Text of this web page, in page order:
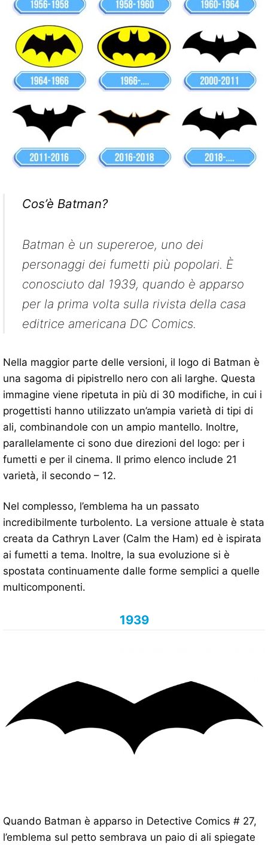
Cos’è Batman?
Batman è un supereroe, uno dei
personaggi dei fumetti più popolari. È
conosciuto dal 1939, quando è apparso
per la prima volta sulla rivista della casa
editrice americana DC Comics.
Nella maggior parte delle versioni, il logo di Batman è
una sagoma di pipistrello nero con ali larghe. Questa
immagine viene ripetuta in più di 30 modifiche, in cui i
progettisti hanno utilizzato un’ampia varietà di tipi di
ali, combinandole con un ampio mantello. Inoltre,
parallelamente ci sono due direzioni del logo: per i
fumetti e per il cinema. Il primo elenco include 21
varietà, il secondo – 12.
Nel complesso, l’emblema ha un passato
incredibilmente turbolento. La versione attuale è stata
creata da Cathryn Laver (Calm the Ham) ed è ispirata
ai fumetti a tema. Inoltre, la sua evoluzione si è
spostata continuamente dalle forme semplici a quelle
multicomponenti.
1939
Quando Batman è apparso in Detective Comics # 27,
l’emblema sul petto sembrava un paio di ali spiegate